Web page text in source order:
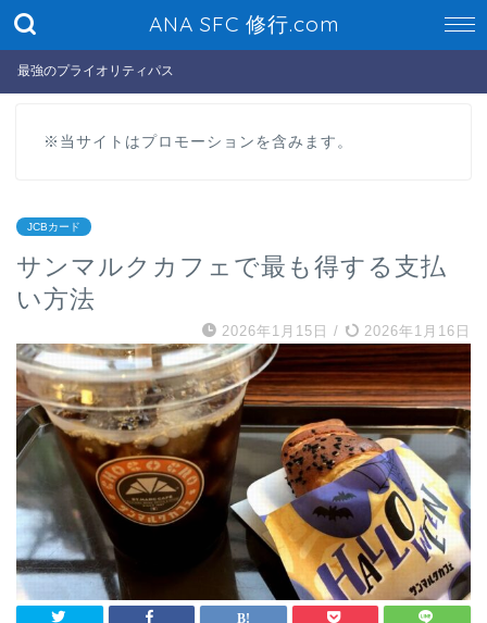
ANA SFC 修行.com
最強のプライオリティパス
※当サイトはプロモーションを含みます。
JCBカード
サンマルクカフェで最も得する支払
い方法
2026年1月15日 / 2026年1月16日